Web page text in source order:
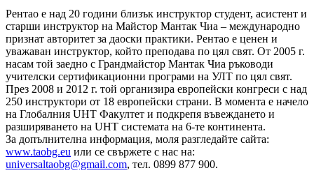
Рентао е над 20 години близък инструктор студент, асистент и
старши инструктор на Майстор Мантак Чиа – международно
признат авторитет за даоски практики. Рентао e ценен и
уважаван инструктор, който преподава по цял свят. От 2005 г.
насам той заедно с Грандмайстор Мантак Чиа ръководи
учителски сертификационни програми на УЛТ по цял свят.
През 2008 и 2012 г. той организира европейски конгреси с над
250 инструктори от 18 европейски страни. В момента е начело
на Глобалния UHT Факултет и подкрепя въвеждането и
разширяването на UHT системата на 6-те континента.
За допълнителна информация, моля разгледайте сайта:
www.taobg.eu или се свържете с нас на:
universaltaobg@gmail.com, тел. 0899 877 900.